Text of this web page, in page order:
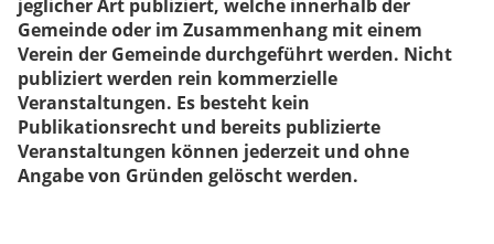
jeglicher Art publiziert, welche innerhalb der
Gemeinde oder im Zusammenhang mit einem
Verein der Gemeinde durchgeführt werden. Nicht
publiziert werden rein kommerzielle
Veranstaltungen. Es besteht kein
Publikationsrecht und bereits publizierte
Veranstaltungen können jederzeit und ohne
Angabe von Gründen gelöscht werden.